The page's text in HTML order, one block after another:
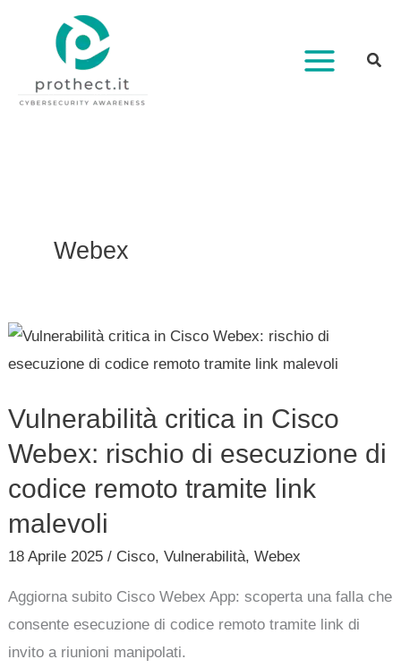
contenuto
Webex
Vulnerabilità critica in Cisco
Webex: rischio di esecuzione di
codice remoto tramite link
malevoli
18 Aprile 2025/ Cisco,Vulnerabilità,Webex
Aggiorna subito Cisco Webex App: scoperta una falla che
consente esecuzione di codice remoto tramite link di
invito a riunioni manipolati.
Vulnerabilità
critica
Cisco
Webex:
rischio
di
esecuzione
di